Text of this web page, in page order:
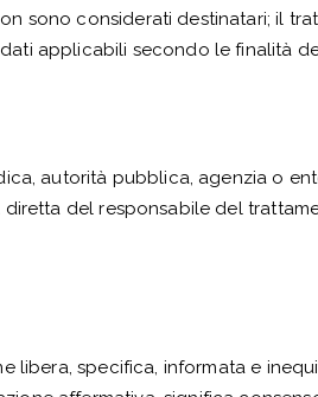
sono considerati destinatari; il
applicabili secondo le finalità
autorità pubblica, agenzia o
del responsabile del
libera, specifica, informata e